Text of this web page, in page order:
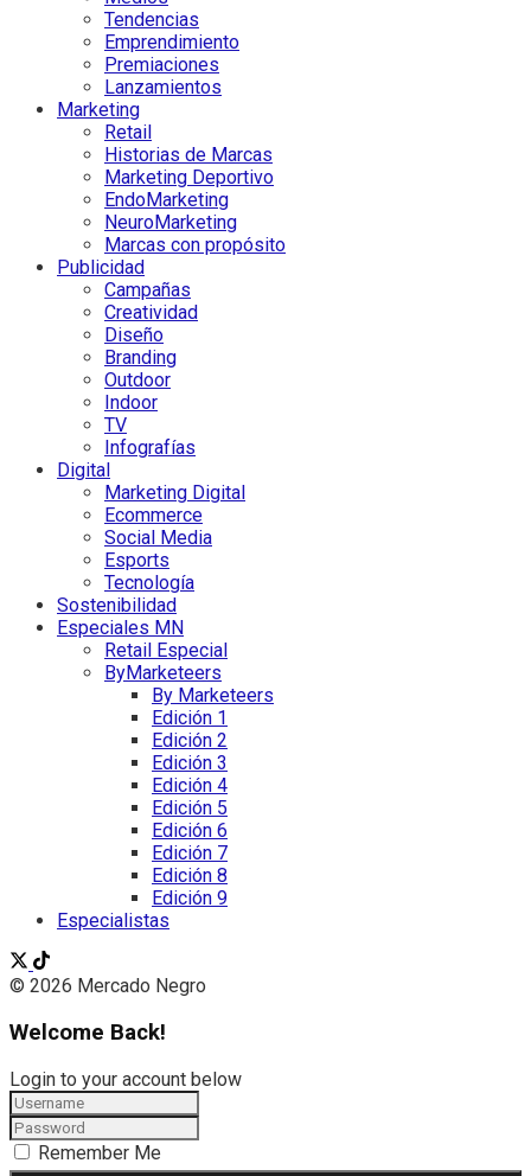
Tendencias
Emprendimiento
Premiaciones
Lanzamientos
Marketing
Retail
Historias de Marcas
Marketing Deportivo
EndoMarketing
NeuroMarketing
Marcas con propósito
Publicidad
Campañas
Creatividad
Diseño
Branding
Outdoor
Indoor
TV
Infografías
Digital
Marketing Digital
Ecommerce
Social Media
Esports
Tecnología
Sostenibilidad
Especiales MN
Retail Especial
ByMarketeers
By Marketeers
Edición 1
Edición 2
Edición 3
Edición 4
Edición 5
Edición 6
Edición 7
Edición 8
Edición 9
Especialistas
© 2026 Mercado Negro
Welcome Back!
Login to your account below
Remember Me